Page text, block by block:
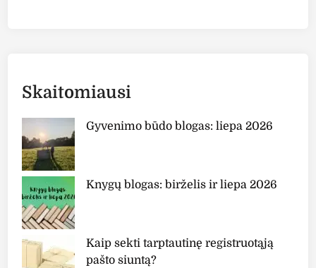
Skaitomiausi
Gyvenimo būdo blogas: liepa 2026
Knygų blogas: birželis ir liepa 2026
Kaip sekti tarptautinę registruotąją
pašto siuntą?